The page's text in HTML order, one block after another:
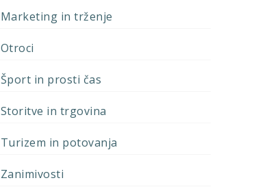
Marketing in trženje
Otroci
Šport in prosti čas
Storitve in trgovina
Turizem in potovanja
Zanimivosti